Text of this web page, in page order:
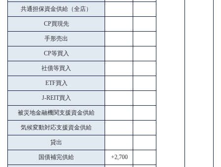
共通担保資金供給（全店）
CP買現先
手形売出
CP等買入
社債等買入
ETF買入
J-REIT買入
被災地金融機関支援資金供給
気候変動対応支援資金供給
貸出
国債補完供給 +2,700